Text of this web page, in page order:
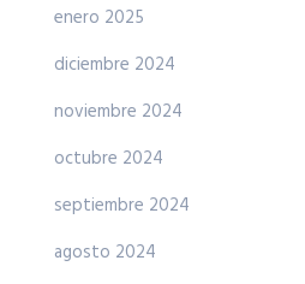
enero 2025
diciembre 2024
noviembre 2024
octubre 2024
septiembre 2024
agosto 2024